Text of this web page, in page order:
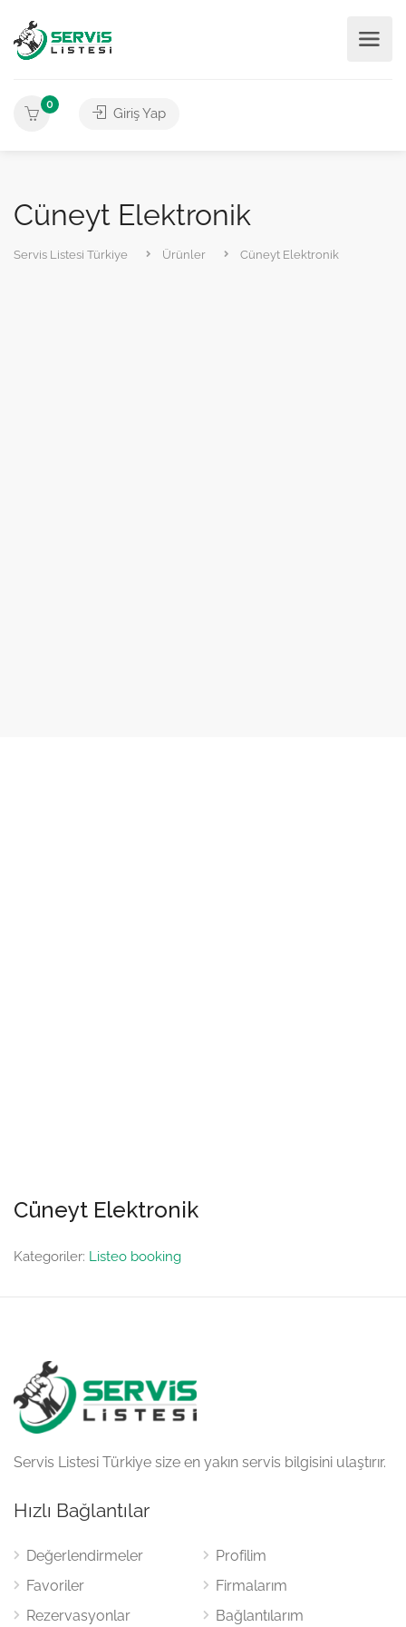
0
Giriş Yap
Cüneyt Elektronik
Servis Listesi Türkiye Ürünler Cüneyt Elektronik
Cüneyt Elektronik
Kategoriler: Listeo booking
Servis Listesi Türkiye size en yakın servis bilgisini ulaştırır.
Hızlı Bağlantılar
Değerlendirmeler
Favoriler
Rezervasyonlar
Profilim
Firmalarım
Bağlantılarım